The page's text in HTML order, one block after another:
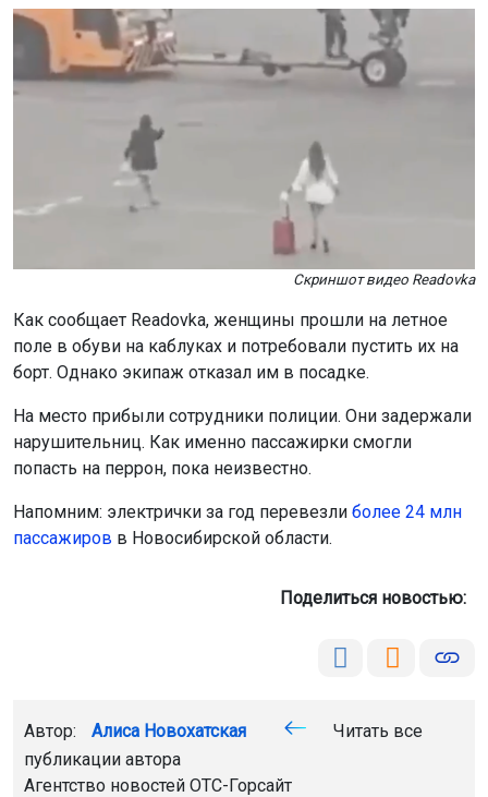
Скриншот видео Readovka
Как сообщает Readovka, женщины прошли на летное
поле в обуви на каблуках и потребовали пустить их на
борт. Однако экипаж отказал им в посадке.
На место прибыли сотрудники полиции. Они задержали
нарушительниц. Как именно пассажирки смогли
попасть на перрон, пока неизвестно.
Напомним: электрички за год перевезли более 24 млн
пассажиров в Новосибирской области.
Поделиться новостью:
Автор: Алиса Новохатская
Читать все
публикации автора
Агентство новостей ОТС-Горсайт